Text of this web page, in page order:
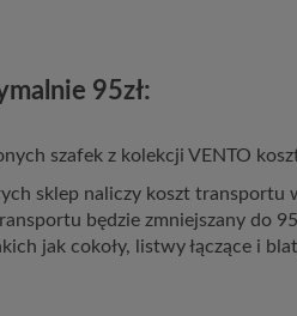
95zł:
szafek z kolekcji VENTO
sklep naliczy koszt transportu
będzie zmniejszany do
jak cokoły, listwy łączące i